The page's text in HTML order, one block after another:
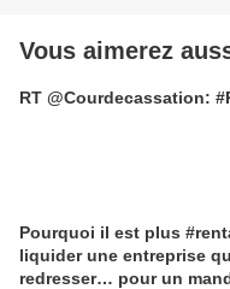
Vous aimerez
RT @Courdecassation:
Pourquoi il est plus
liquider une entreprise
redresser… pour un